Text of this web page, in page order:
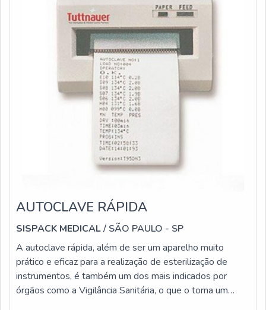
AUTOCLAVE RÁPIDA
SISPACK MEDICAL/ SÃO PAULO - SP
A autoclave rápida, além de ser um aparelho muito
prático e eficaz para a realização de esterilização de
instrumentos, é também um dos mais indicados por
órgãos como a Vigilância Sanitária, o que o torna um